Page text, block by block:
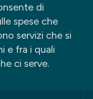
di
spese che
servizi che si
e fra i quali
ci serve.